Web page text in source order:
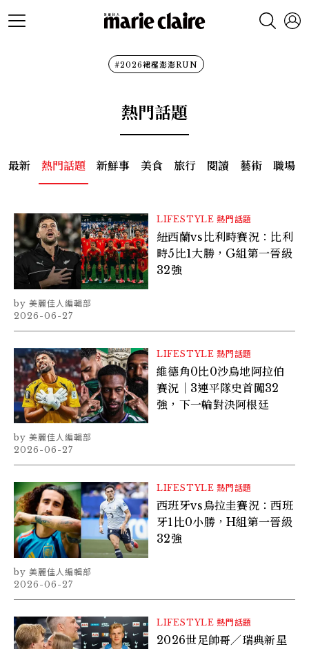
#2026裙襬澎澎RUN
熱門話題
最新 熱門話題 新鮮事 美食 旅行 閱讀 藝術 職場
LIFESTYLE 熱門話題
紐西蘭vs比利時賽況：比利
時5比1大勝，G組第一晉級
32強
美麗佳人編輯部
2026-06-27
LIFESTYLE 熱門話題
維德角0比0沙烏地阿拉伯
賽況｜3連平隊史首闖32
強，下一輪對決阿根廷
美麗佳人編輯部
2026-06-27
LIFESTYLE 熱門話題
西班牙vs烏拉圭賽況：西班
牙1比0小勝，H組第一晉級
32強
美麗佳人編輯部
2026-06-27
LIFESTYLE 熱門話題
2026世足帥哥／瑞典新星